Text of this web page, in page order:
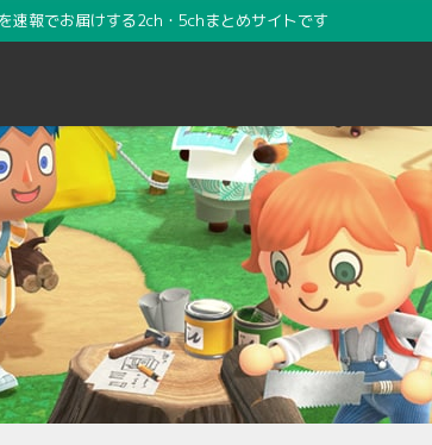
報でお届けする2ch・5chまとめサイトです